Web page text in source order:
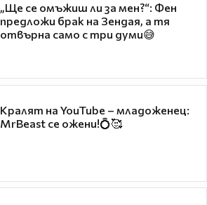
„Ще се омъжиш ли за мен?“: Фен
предложи брак на Зендая, а тя
отвърна само с три думи😅
Кралят на YouTube – младоженец:
MrBeast се ожени!💍🥰